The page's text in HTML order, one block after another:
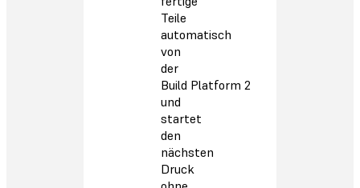
Teile
automatisch
von
der
Build Platform 2
und
startet
den
nächsten
Druck